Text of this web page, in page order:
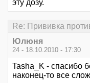
эту дозу.
Re: Прививка
Юлюня
24 - 18.10.2010 - 17:30
Tasha_K - спасибо
наконец-то все